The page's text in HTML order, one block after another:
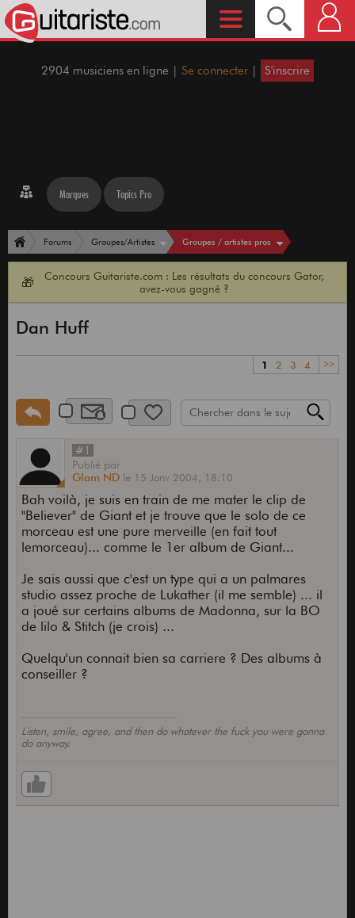
2904 musiciens en ligne | Se connecter | S'inscrire
Marques Topics Pro
Forums Groupes/Artistes Groupes / artistes pros
🎁
Concours Guitariste.com : Les résultats du concours Gator,
avez-vous gagné ?
Dan Huff
1 2 3 4 >>
#1
Publié par
Glam ND le 15 Janv 2004, 18:10
Bah voilà, je suis en train de me mater le clip de
"Believer" de Giant et je trouve que le solo de ce
morceau est une pure merveille (en fait tout
lemorceau)... comme le 1er album de Giant...
Je sais aussi que c'est un type qui a un palmares
studio assez proche de Lukather (il me semble) ... il
a joué sur certains albums de Madonna, sur la BO
de lilo & Stitch (je crois) ...
Quelqu'un connait bien sa carriere ? Des albums à
conseiller ?
Listen, smile, agree, and then do whatever the fuck you were gonna
do anyway.